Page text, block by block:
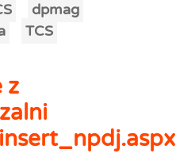
dpmag
TCS
z